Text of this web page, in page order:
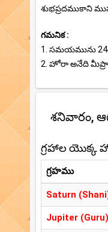
శుభప్రదముకాని
గమనిక :
1. సమయమును
2. హోరా అనేది
శనివారం,
గ్రహాల యొక్క
గ్రహము
Saturn
Jupiter (Guru)